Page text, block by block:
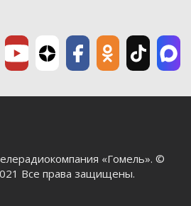
«Гомель». ©
Все права защищены.